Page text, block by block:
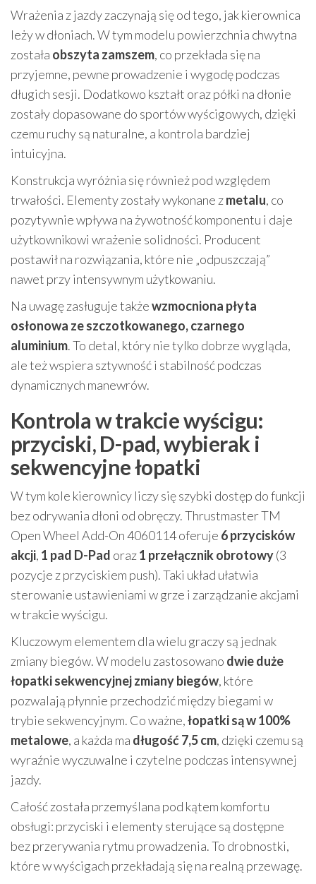
Wrażenia z jazdy zaczynają się od tego, jak kierownica
leży w dłoniach. W tym modelu powierzchnia chwytna
została obszyta zamszem, co przekłada się na
przyjemne, pewne prowadzenie i wygodę podczas
długich sesji. Dodatkowo kształt oraz półki na dłonie
zostały dopasowane do sportów wyścigowych, dzięki
czemu ruchy są naturalne, a kontrola bardziej
intuicyjna.
Konstrukcja wyróżnia się również pod względem
trwałości. Elementy zostały wykonane zmetalu, co
pozytywnie wpływa na żywotność komponentu i daje
użytkownikowi wrażenie solidności. Producent
postawił na rozwiązania, które nie „odpuszczają”
nawet przy intensywnym użytkowaniu.
Na uwagę zasługuje takżewzmocniona płyta
osłonowa ze szczotkowanego, czarnego
aluminium. To detal, który nie tylko dobrze wygląda,
ale też wspiera sztywność i stabilność podczas
dynamicznych manewrów.
Kontrola w trakcie wyścigu:
przyciski, D-pad, wybierak i
sekwencyjne łopatki
W tym kole kierownicy liczy się szybki dostęp do funkcji
bez odrywania dłoni od obręczy. Thrustmaster TM
Open Wheel Add-On 4060114 oferuje 6 przycisków
akcji, 1 pad D-Pad oraz1 przełącznik obrotowy(3
pozycje z przyciskiem push). Taki układ ułatwia
sterowanie ustawieniami w grze i zarządzanie akcjami
w trakcie wyścigu.
Kluczowym elementem dla wielu graczy są jednak
zmiany biegów. W modelu zastosowano dwie duże
łopatki sekwencyjnej zmiany biegów, które
pozwalają płynnie przechodzić między biegami w
trybie sekwencyjnym. Co ważne,łopatki są w 100%
metalowe, a każda ma długość 7,5 cm, dzięki czemu są
wyraźnie wyczuwalne i czytelne podczas intensywnej
jazdy.
Całość została przemyślana pod kątem komfortu
obsługi: przyciski i elementy sterujące są dostępne
bez przerywania rytmu prowadzenia. To drobnostki,
które w wyścigach przekładają się na realną przewagę.